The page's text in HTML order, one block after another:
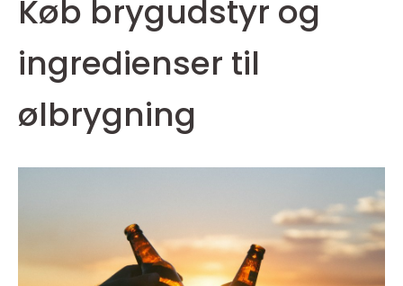
Køb brygudstyr og
ingredienser til
ølbrygning